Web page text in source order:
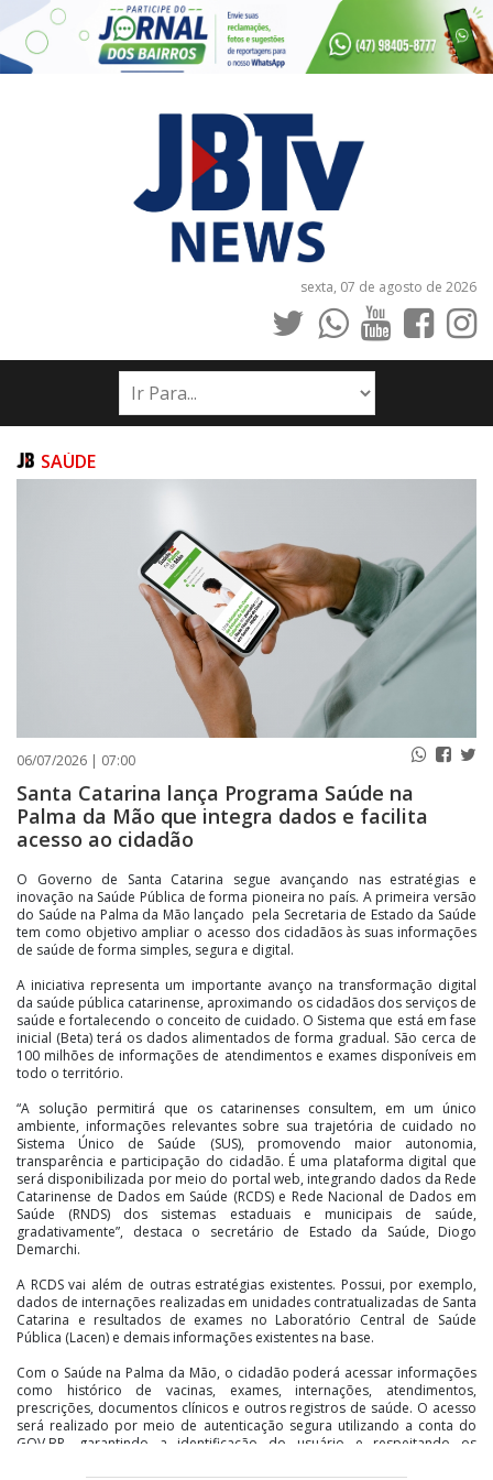
sexta, 07 de agosto de 2026
INÍCIO
NOTÍCIAS
CONTATO
SAÚDE
06/07/2026 | 07:00
Santa Catarina lança Programa Saúde na
Palma da Mão que integra dados e facilita
acesso ao cidadão
O Governo de Santa Catarina segue avançando nas estratégias e
inovação na Saúde Pública de forma pioneira no país. A primeira versão
do Saúde na Palma da Mão lançado pela Secretaria de Estado da Saúde
tem como objetivo ampliar o acesso dos cidadãos às suas informações
de saúde de forma simples, segura e digital.
A iniciativa representa um importante avanço na transformação digital
da saúde pública catarinense, aproximando os cidadãos dos serviços de
saúde e fortalecendo o conceito de cuidado. O Sistema que está em fase
inicial (Beta) terá os dados alimentados de forma gradual. São cerca de
100 milhões de informações de atendimentos e exames disponíveis em
todo o território.
“A solução permitirá que os catarinenses consultem, em um único
ambiente, informações relevantes sobre sua trajetória de cuidado no
Sistema Único de Saúde (SUS), promovendo maior autonomia,
transparência e participação do cidadão. É uma plataforma digital que
será disponibilizada por meio do portal web, integrando dados da Rede
Catarinense de Dados em Saúde (RCDS) e Rede Nacional de Dados em
Saúde (RNDS) dos sistemas estaduais e municipais de saúde,
gradativamente”, destaca o secretário de Estado da Saúde, Diogo
Demarchi.
A RCDS vai além de outras estratégias existentes. Possui, por exemplo,
dados de internações realizadas em unidades contratualizadas de Santa
Catarina e resultados de exames no Laboratório Central de Saúde
Pública (Lacen) e demais informações existentes na base.
Com o Saúde na Palma da Mão, o cidadão poderá acessar informações
como histórico de vacinas, exames, internações, atendimentos,
prescrições, documentos clínicos e outros registros de saúde. O acesso
será realizado por meio de autenticação segura utilizando a conta do
GOV.BR, garantindo a identificação do usuário e respeitando os